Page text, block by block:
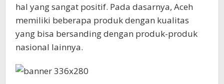
hal yang sangat positif. Pada dasarnya, Aceh
memiliki beberapa produk dengan kualitas
yang bisa bersanding dengan produk-produk
nasional lainnya.